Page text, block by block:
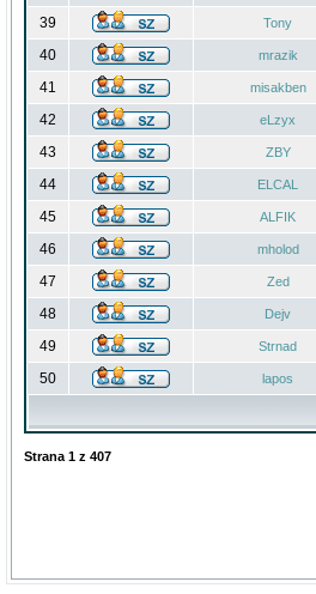
39 Tony
40 mrazik
41 misakben
42 eLzyx
43 ZBY
44 ELCAL
45 ALFIK
46 mholod
47 Zed
48 Dejv
49 Strnad
50 lapos
Strana 1 z 407